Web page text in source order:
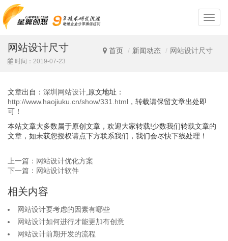
深
圳
站
设
首页 新闻动态 网站设计尺寸
网站设计尺寸
时间：2019-07-23
文章出自： 深圳网站设计 ,原文地址：
http://www.haojiuku.cn/show/331.html ，转载请保留文章出处即
可！
本站文章大多数属于原创文章，欢迎大家转载!少数我们转载文章的
文章，如未获您授权请点下方联系我们，我们会尽快下线处理！
上一篇：网站设计优化方案
下一篇：网站设计软件
相关内容
网站设计要考虑的因素有哪些
网站设计如何进行才能更加有创意
网站设计前期开发的流程